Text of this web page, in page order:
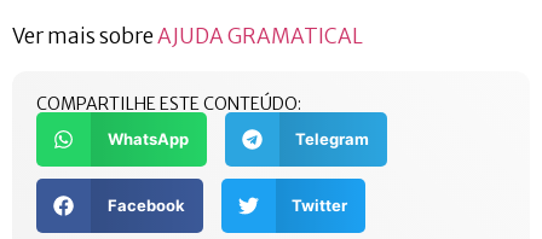
Ver mais sobreAJUDA GRAMATICAL
COMPARTILHE ESTE CONTEÚDO:
WhatsApp Telegram
Facebook Twitter